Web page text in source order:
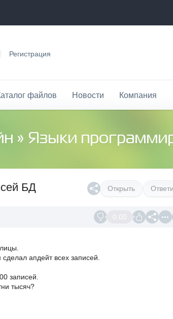
Регистрация
файлов Новости Компания
» Языки
Открыть
БД
0.00
апдейт всех записей.
записей.
тысяч?